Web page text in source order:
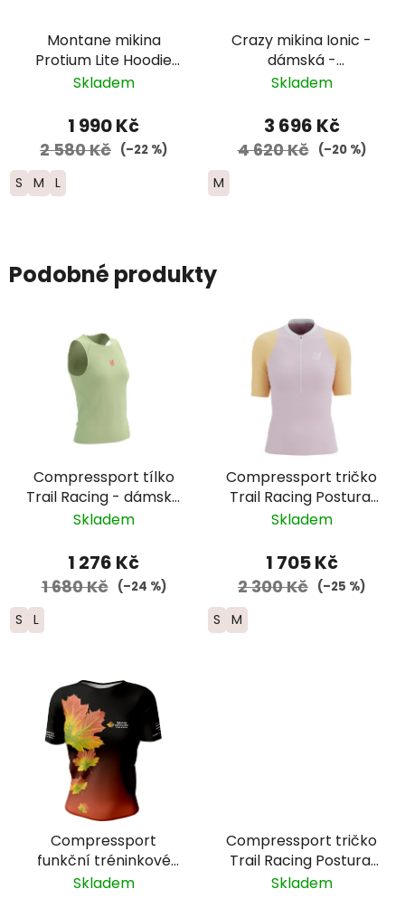
Montane mikina
Protium Lite Hoodie
zip - dámská - světle
Skladem
1 990 Kč
2 580 Kč (–22 %)
S M L
Crazy mikina Ionic -
dámská -
modrá/fialová/bílá
Skladem
3 696 Kč
4 620 Kč (–20 %)
M
Podobné produkty
Compressport tílko
Trail Racing - dámské
- světle zelené
Skladem
1 276 Kč
1 680 Kč (–24 %)
S L
Compressport tričko
Trail Racing Postural
2025 - dámské -
Skladem
1 705 Kč
2 300 Kč (–25 %)
S M
Compressport
funkční tréninkové
tričko „Nature
Skladem
Compressport tričko
Trail Racing Postural
2025 - dámské -
Skladem